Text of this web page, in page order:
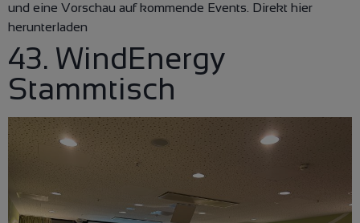
und eine Vorschau auf kommende Events. Direkt hier
herunterladen
43. WindEnergy
Stammtisch